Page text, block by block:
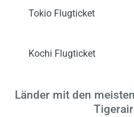
Tokio Flugticket
Kochi Flugticket
Länder mit den